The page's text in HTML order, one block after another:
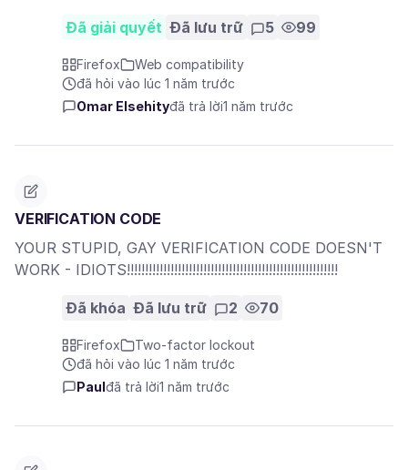
Đã giải quyết Đã lưu trữ 5 99
Firefox
Web compatibility
đã hỏi vào lúc 1 năm trước
Omar Elsehityđã trả lời1 năm trước
VERIFICATION CODE
YOUR STUPID, GAY VERIFICATION CODE DOESN'T
WORK - IDIOTS!!!!!!!!!!!!!!!!!!!!!!!!!!!!!!!!!!!!!!!!!!!!!!!!!!!!!!!!!!
Đã khóa Đã lưu trữ 2 70
Firefox
Two-factor lockout
đã hỏi vào lúc 1 năm trước
Paul đã trả lời1 năm trước